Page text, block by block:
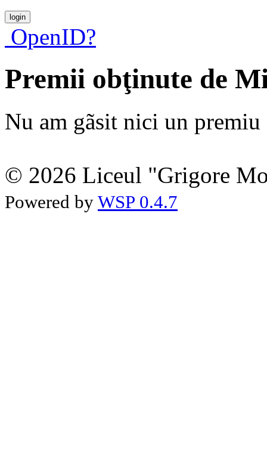
OpenID?
Premii obţinute de
Nu am gãsit nici un premiu
© 2026 Liceul "Grigore
Powered by WSP 0.4.7